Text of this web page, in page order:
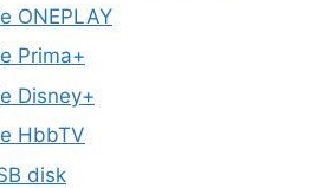
ONEPLAY
Prima+
Disney+
HbbTV
disk